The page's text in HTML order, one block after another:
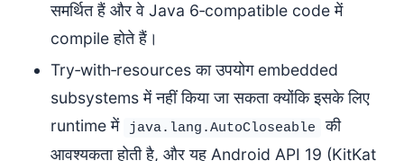
समर्थित हैं और वे Java 6‑compatible code में
compile होते हैं।
Try‑with‑resources का उपयोग embedded
subsystems में नहीं किया जा सकता क्योंकि इसके लिए
runtime में
java.lang.AutoCloseable
की
आवश्यकता होती है, और यह Android API 19 (KitKat